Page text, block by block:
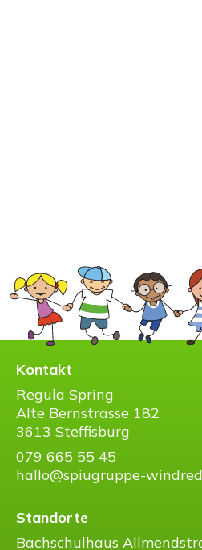
Kontakt
Regula Spring
Alte Bernstrasse 182
3613 Steffisburg
079 665 55 45
hallo@spiugruppe-
Standorte
Bachschulhaus